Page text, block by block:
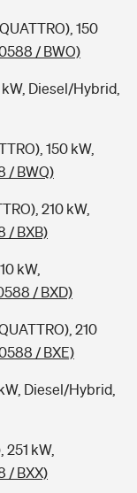
150
/ BWO)
Diesel/Hybrid,
150 kW,
/ BWQ)
210 kW,
/ BXB)
kW,
/ BXD)
210
/ BXE)
Diesel/Hybrid,
251 kW,
/ BXX)